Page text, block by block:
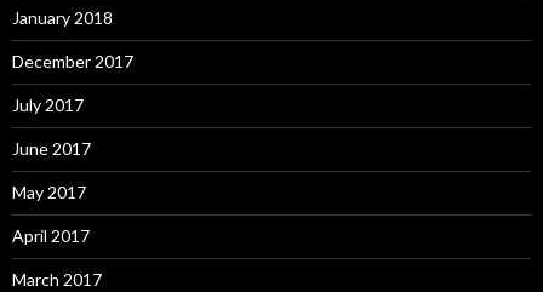
January 2018
December 2017
July 2017
June 2017
May 2017
April 2017
March 2017